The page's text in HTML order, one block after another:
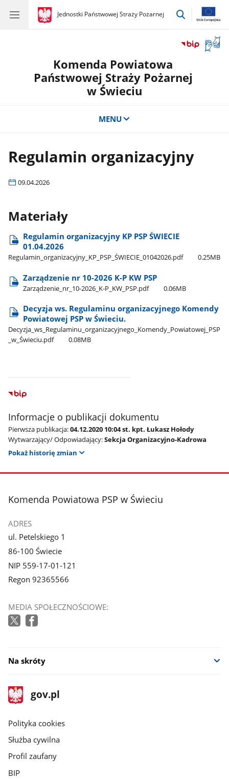
gov.pl
Jednostki Państwowej Straży Pożarnej
gov.pl
Jednostki
przejdź
okno
Komenda Powiatowa
Państwowej Straży Pożarnej
w Świeciu
MENU
Regulamin organizacyjny
09.04.2026
Materiały
Regulamin organizacyjny KP PSP ŚWIECIE
01.04.2026
Regulamin​_organizacyjny​_KP​_PSP​_ŚWIECIE​_01042026.pdf 0.25MB
Zarządzenie nr 10-2026 K-P KW PSP
Zarządzenie​_nr​_10-2026​_K-P​_KW​_PSP.pdf 0.06MB
Decyzja ws. Regulaminu organizacyjnego Komendy
Powiatowej PSP w Świeciu.
Decyzja​_ws​_Regulaminu​_organizacyjnego​_Komendy​_Powiatowej​_PSP​
_w​_Świeciu.pdf
0.08MB
Informacje o publikacji dokumentu
Pierwsza publikacja:04.12.2020 10:04 st. kpt. Łukasz Hołody
Wytwarzający/ Odpowiadający:Sekcja Organizacyjno-Kadrowa
Pokaż historię zmian
stopka
Komenda Powiatowa PSP w Świeciu
ADRES
ul. Petelskiego 1
86-100 Świecie
NIP 559-17-01-121
Regon 92365566
MEDIA SPOŁECZNOŚCIOWE:
Na skróty
stopka
gov.pl
Strona
gov.pl
gov.pl
Polityka cookies
Służba cywilna
Profil zaufany
BIP